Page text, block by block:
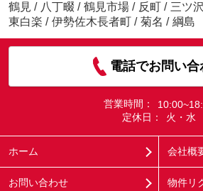
鶴見 / 八丁畷 / 鶴見市場 / 反町 / 三ツ
東白楽 / 伊勢佐木長者町 / 菊名 / 綱島
電話でお問い合
営業時間：
定休日：
火・水
ホーム 会社概
お問い合わせ 物件リ